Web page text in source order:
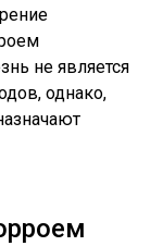
не является
однако,